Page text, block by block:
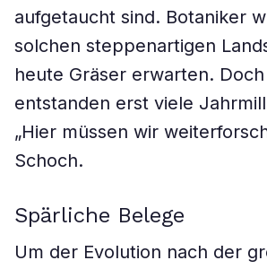
aufgetaucht sind. Botaniker
solchen steppenartigen
heute Gräser erwarten.
entstanden erst viele
„Hier müssen wir
Schoch.
Spärliche Belege
Um der Evolution nach der